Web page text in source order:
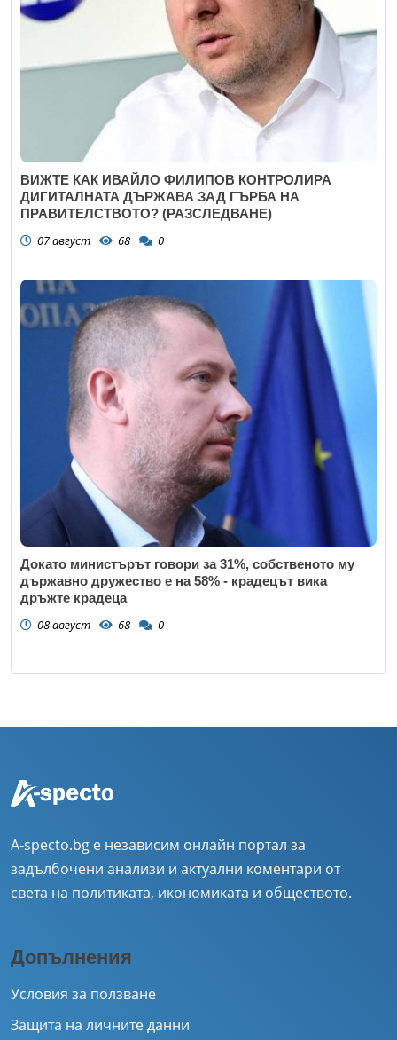
ВИЖТЕ КАК ИВАЙЛО ФИЛИПОВ КОНТРОЛИРА
ДИГИТАЛНАТА ДЪРЖАВА ЗАД ГЪРБА НА
ПРАВИТЕЛСТВОТО? (РАЗСЛЕДВАНЕ)
07 август 68 0
Докато министърът говори за 31%, собственото му
държавно дружество е на 58% - крадецът вика
дръжте крадеца
08 август 68 0
A-specto.bg е независим онлайн портал за
задълбочени анализи и актуални коментари от
света на политиката, икономиката и обществото.
Допълнения
Условия за ползване
Защита на личните данни